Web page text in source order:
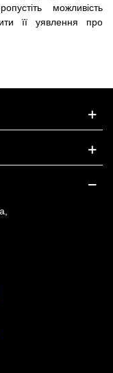
можливість
її уявлення про